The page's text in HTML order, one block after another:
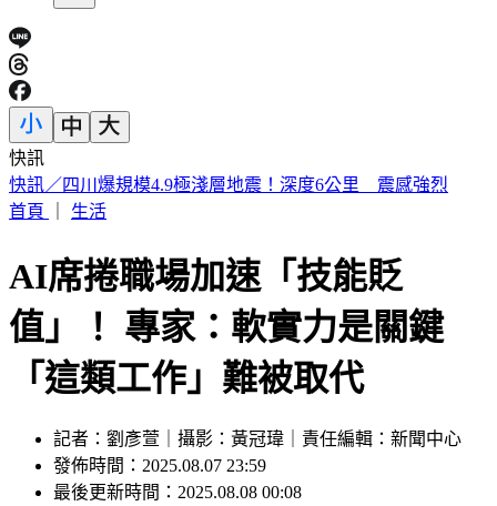
快訊
白海豚眼牆對流爆發！結構重整恐增強 估創「最東颱風」紀
錄
AI席捲職場加速「技能貶
值」！ 專家：軟實力是關鍵
「這類工作」難被取代
記者：劉彥萱｜攝影：黃冠瑋｜責任編輯：新聞中心
發佈時間：2025.08.07 23:59